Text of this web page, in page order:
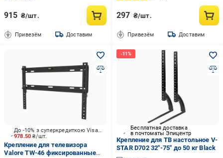
915 ₴/шт.
Привезём Доставим
297 ₴/шт.
Привезём Доставим
978.50₴/шт.
До -10% з суперкредиткою Visa Вигода
Крепление для телевизора
Valore TW-46 фиксированные
Бесплатная доставка
в почтоматы Эпицентр
Крепление для ТВ настольное V-
STAR D702 32"-75" до 50 кг Black